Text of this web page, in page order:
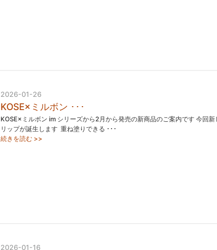
2026-01-26
KOSE×ミルボン ･･･
KOSE×ミルボン im シリーズから2月から発売の新商品のご案内です 今回新
リップが誕生します ⁡ 重ね塗りできる ･･･
続きを読む >>
2026-01-16